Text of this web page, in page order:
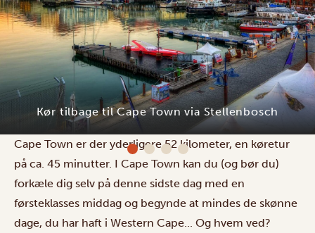
City Lodge Hotel - VA Waterfront
Da dette er den sidste dag på din rejseplan i Western
Cape, vil du måske få det meste ud af tiden, inden du
kører tilbage til Cape Town. Tag derfor sydpå til
Stellenbosch via Helshoogte Pass. Fra Stellenbosch til
Cape Town er der yderligere 52 kilometer, en køretur
på ca. 45 minutter. I Cape Town kan du (og bør du)
forkæle dig selv på denne sidste dag med en
førsteklasses middag og begynde at mindes de skønne
dage, du har haft i Western Cape... Og hvem ved?